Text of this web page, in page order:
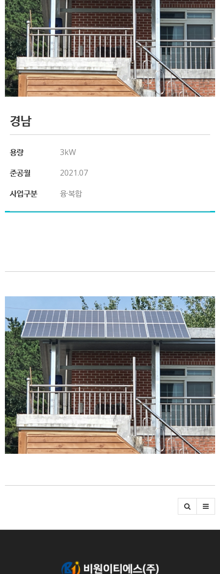
경남
용량
3kW
준공월
2021.07
사업구분
융·복합